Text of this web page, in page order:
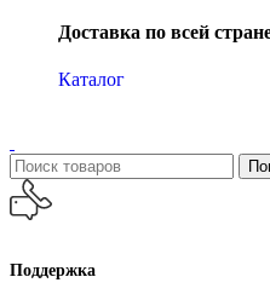
Доставка по всей
Каталог
Поддержка